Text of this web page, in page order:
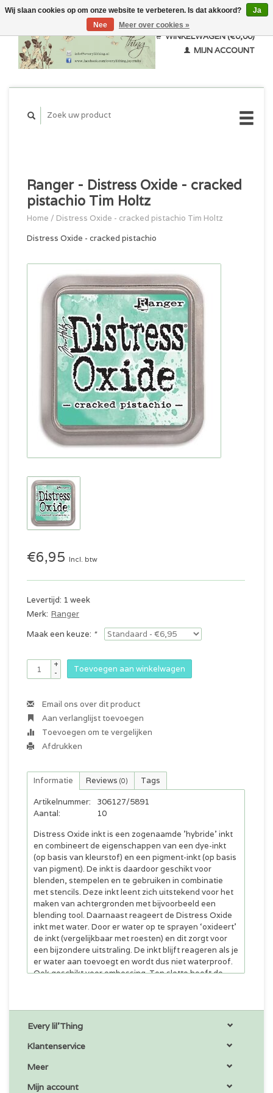
WINKELWAGEN (€0,00)
MIJN ACCOUNT
Ranger - Distress Oxide - cracked
pistachio Tim Holtz
Home / Distress Oxide - cracked pistachio Tim Holtz
Distress Oxide - cracked pistachio
€6,95 Incl. btw
Levertijd: 1 week
Merk: Ranger
Maak een keuze: *
+
-
Toevoegen aan winkelwagen
Email ons over dit product
Aan verlanglijst toevoegen
Toevoegen om te vergelijken
Afdrukken
Informatie Reviews (0) Tags
Artikelnummer:
306127/5891
Aantal:
10
Distress Oxide inkt is een zogenaamde 'hybride’ inkt
en combineert de eigenschappen van een dye-inkt
(op basis van kleurstof) en een pigment-inkt (op basis
van pigment). De inkt is daardoor geschikt voor
blenden, stempelen en te gebruiken in combinatie
met stencils. Deze inkt leent zich uitstekend voor het
maken van achtergronden met bijvoorbeeld een
blending tool. Daarnaast reageert de Distress Oxide
inkt met water. Door er water op te sprayen ‘oxideert’
de inkt (vergelijkbaar met roesten) en dit zorgt voor
een bijzondere uitstraling. De inkt blijft reageren als je
er water aan toevoegt en wordt dus niet waterproof.
Ook geschikt voor embossing. Ten slotte heeft de
licht als donker papier.
Every lil'Thing
Klantenservice
Meer
Mijn account
Wij slaan cookies op om onze website te verbeteren. Is dat akkoord?
Ja
Nee
Meer over cookies »